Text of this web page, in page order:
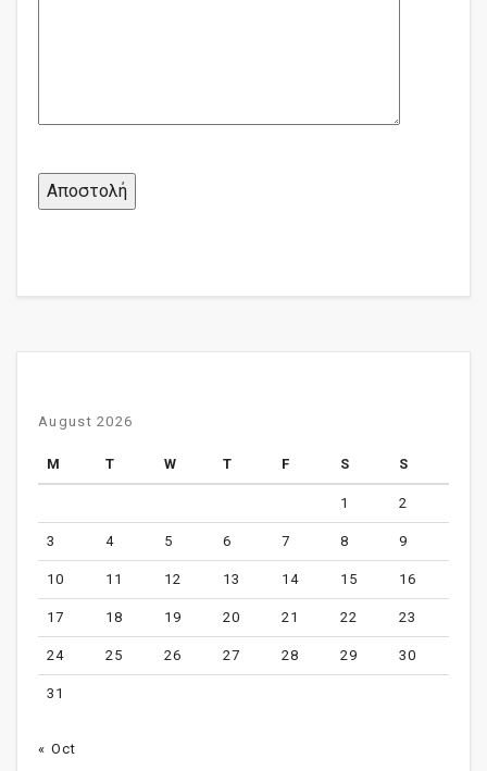
August 2026
M T W T F S S
1 2
3 4 5 6 7 8 9
10 11 12 13 14 15 16
17 18 19 20 21 22 23
24 25 26 27 28 29 30
31
« Oct